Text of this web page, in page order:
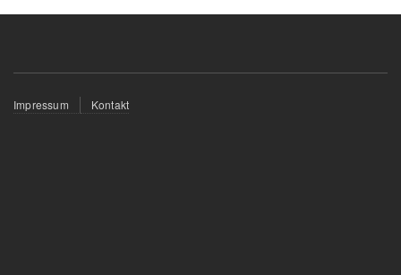
Fußzeilenmenü
Impressum Kontakt